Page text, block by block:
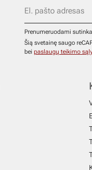
Prenumeruodami
Šią svetainę saugo
bei paslaugų teikimo